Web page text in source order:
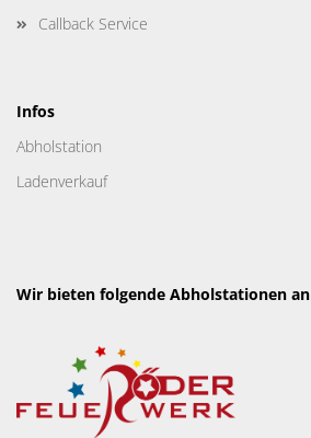
Callback Service
Infos
Abholstation
Ladenverkauf
Wir bieten folgende Abholstationen an